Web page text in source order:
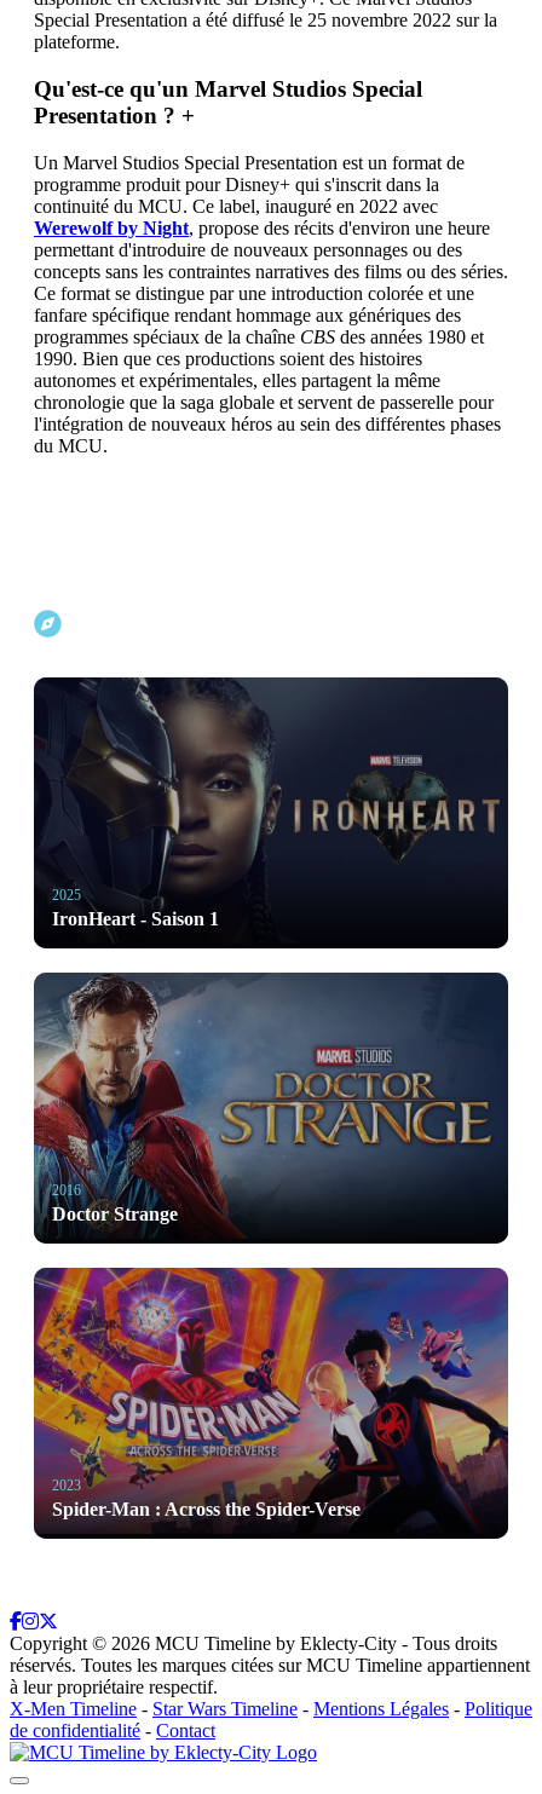
Special Presentation a été diffusé le 25 novembre 2022 sur la
plateforme.
Qu'est-ce qu'un Marvel Studios Special
Presentation ? +
Un Marvel Studios Special Presentation est un format de
programme produit pour Disney+ qui s'inscrit dans la
continuité du MCU. Ce label, inauguré en 2022 avec
Werewolf by Night, propose des récits d'environ une heure
permettant d'introduire de nouveaux personnages ou des
concepts sans les contraintes narratives des films ou des séries.
Ce format se distingue par une introduction colorée et une
fanfare spécifique rendant hommage aux génériques des
programmes spéciaux de la chaîne CBS des années 1980 et
1990. Bien que ces productions soient des histoires
autonomes et expérimentales, elles partagent la même
chronologie que la saga globale et servent de passerelle pour
l'intégration de nouveaux héros au sein des différentes phases
du MCU.
2025
IronHeart - Saison 1
2016
Doctor Strange
2023
Spider-Man : Across the Spider-Verse
Copyright © 2026 MCU Timeline by Eklecty-City - Tous droits
réservés. Toutes les marques citées sur MCU Timeline appartiennent
à leur propriétaire respectif.
X-Men Timeline - Star Wars Timeline - Mentions Légales - Politique
de confidentialité - Contact